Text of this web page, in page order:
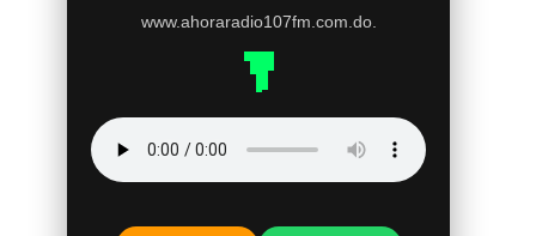
www.ahoraradio107fm.com.do.